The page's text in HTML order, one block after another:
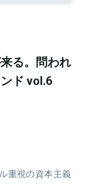
る。問われ
ド vol.6
重視の資本主義